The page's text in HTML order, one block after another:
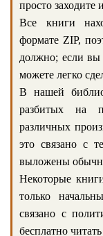
просто заходите
Все книги
формате ZIP,
должно; если вы
можете легко
В нашей
разбитых на
различных
это связано с
выложены
Некоторые
только
связано с
бесплатно